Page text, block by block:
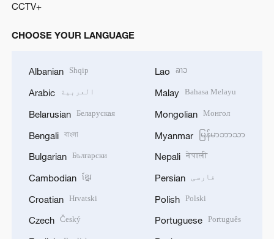
CCTV+
CHOOSE YOUR LANGUAGE
Albanian Shqip
Arabic العربية
Belarusian Беларуская
Bengali বাংলা
Bulgarian Български
Cambodian ខ្មែរ
Croatian Hrvatski
Czech Český
Lao ລາວ
Malay Bahasa Melayu
Mongolian Монгол
Myanmar မြန်မာဘာသာ
Nepali नेपाली
Persian فارسی
Polish Polski
Portuguese Português